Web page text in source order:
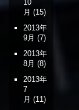
10
月 (15)
2013年
9月 (7)
2013年
8月 (8)
2013年
7
月 (11)